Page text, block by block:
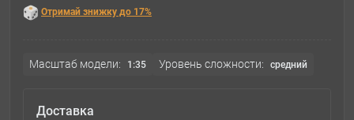
Отримай знижку до 17%
Масштаб модели: 1:35 Уровень сложности: cредний
Доставка